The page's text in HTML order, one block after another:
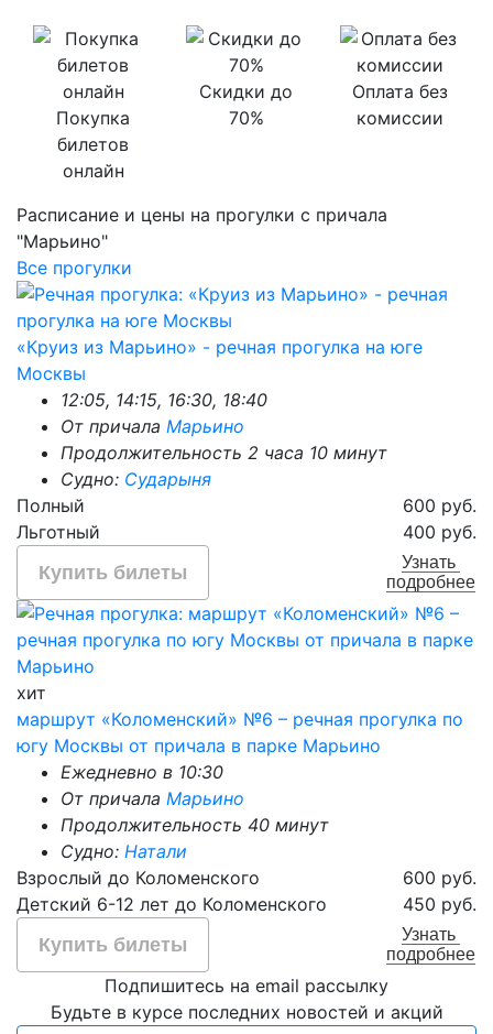
Покупка
билетов
онлайн
Скидки до
70%
Оплата без
комиссии
Расписание и цены на прогулки с причала
"Марьино"
Все прогулки
«Круиз из Марьино» - речная прогулка на юге
Москвы
12:05, 14:15, 16:30, 18:40
От причала Марьино
Продолжительность 2 часа 10 минут
Судно: Сударыня
Полный
600 руб.
Льготный
400 руб.
Купить билеты
Узнать
подробнее
хит
маршрут «Коломенский» №6 – речная прогулка по
югу Москвы от причала в парке Марьино
Ежедневно в 10:30
От причала Марьино
Продолжительность 40 минут
Судно: Натали
Взрослый до Коломенского
600 руб.
Детский 6-12 лет до Коломенского
450 руб.
Купить билеты
Узнать
подробнее
Подпишитесь на email рассылку
Будьте в курсе последних новостей и акций